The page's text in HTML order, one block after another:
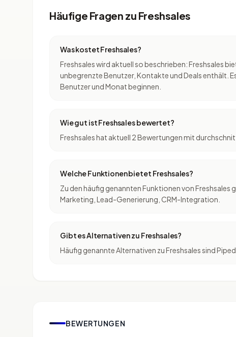
Häufige Fragen zu Freshsales
Was kostet Freshsales?
Freshsales wird aktuell so beschrieben: Freshsales
unbegrenzte Benutzer, Kontakte und Deals enthält.
Benutzer und Monat beginnen.
Wie gut ist Freshsales bewertet?
Freshsales hat aktuell 2 Bewertungen mit
Welche Funktionen bietet Freshsales?
Zu den häufig genannten Funktionen von
Marketing, Lead-Generierung, CRM-Integration.
Gibt es Alternativen zu Freshsales?
Häufig genannte Alternativen zu Freshsales sind
BEWERTUNGEN